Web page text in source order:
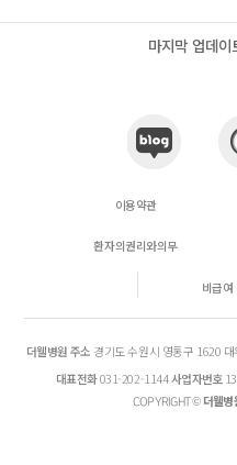
마지막 업데이
이용약관
환자의권리와의무
비급여
더웰병원 주소 경기도 수원시 영통구 1620
대표전화031-202-1144사업자번호
COPYRIGHT © 더웰병